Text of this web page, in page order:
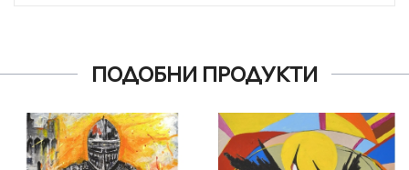
ПОДОБНИ ПРОДУКТИ